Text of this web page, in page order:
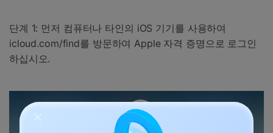
단계 1: 먼저 컴퓨터나 타인의 iOS 기기를 사용하여
icloud.com/find를 방문하여 Apple 자격 증명으로 로그인
하십시오.